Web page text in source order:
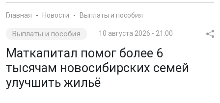
Главная Новости Выплаты и пособия
Выплаты и пособия 10 августа 2026 - 21:00
Маткапитал помог более 6
тысячам новосибирских семей
улучшить жильё